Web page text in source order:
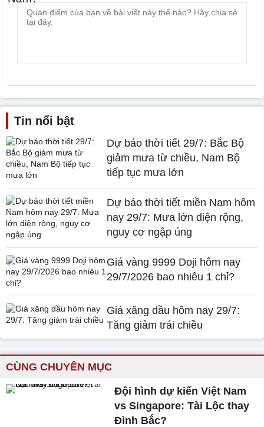
Tin nổi bật
Dự báo thời tiết 29/7: Bắc Bộ
giảm mưa từ chiều, Nam Bộ
tiếp tục mưa lớn
Dự báo thời tiết miền Nam hôm
nay 29/7: Mưa lớn diện rộng,
nguy cơ ngập úng
Giá vàng 9999 Doji hôm nay
29/7/2026 bao nhiêu 1 chỉ?
Giá xăng dầu hôm nay 29/7:
Tăng giảm trái chiều
CÙNG CHUYÊN MỤC
Đội hình dự kiến Việt Nam
vs Singapore: Tài Lộc thay
Đình Bắc?